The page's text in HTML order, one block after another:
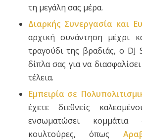
τη μεγάλη σας μέρα.
Διαρκής Συνεργασία και
αρχική συνάντηση μέχρι
τραγούδι της βραδιάς, ο DJ
δίπλα σας για να
τέλεια.
Εμπειρία σε
έχετε διεθνείς
ενσωματώσει κομμάτια
κουλτούρες, όπως